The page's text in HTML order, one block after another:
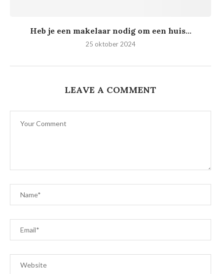
Heb je een makelaar nodig om een huis...
25 oktober 2024
LEAVE A COMMENT